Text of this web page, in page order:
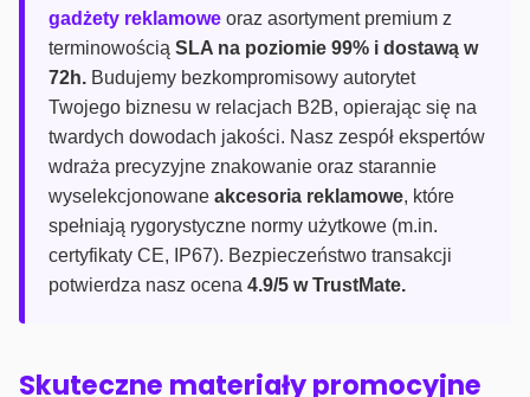
gadżety reklamowe oraz asortyment premium z
terminowością SLA na poziomie 99% i dostawą w
72h. Budujemy bezkompromisowy autorytet
Twojego biznesu w relacjach B2B, opierając się na
twardych dowodach jakości. Nasz zespół ekspertów
wdraża precyzyjne znakowanie oraz starannie
wyselekcjonowane akcesoria reklamowe, które
spełniają rygorystyczne normy użytkowe (m.in.
certyfikaty CE, IP67). Bezpieczeństwo transakcji
potwierdza nasz ocena 4.9/5 w TrustMate.
Skuteczne materiały promocyjne